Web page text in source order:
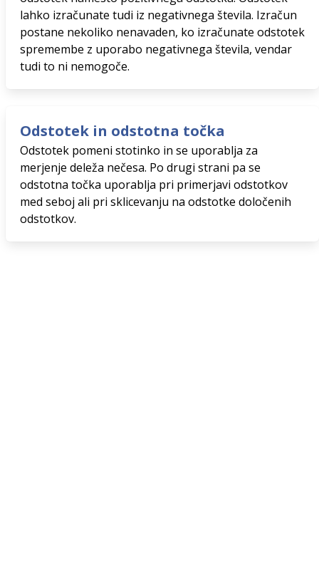
lahko izračunate tudi iz negativnega števila. Izračun
postane nekoliko nenavaden, ko izračunate odstotek
spremembe z uporabo negativnega števila, vendar
tudi to ni nemogoče.
Odstotek in odstotna točka
Odstotek pomeni stotinko in se uporablja za
merjenje deleža nečesa. Po drugi strani pa se
odstotna točka uporablja pri primerjavi odstotkov
med seboj ali pri sklicevanju na odstotke določenih
odstotkov.